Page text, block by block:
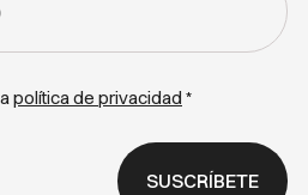
política de privacidad *
SUSCRÍBETE